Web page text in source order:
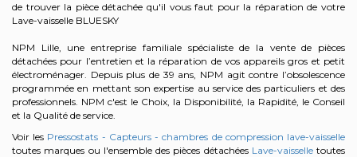
de trouver la pièce détachée qu'il vous faut pour la réparation de votre
Lave-vaisselle BLUESKY
NPM Lille, une entreprise familiale spécialiste de la vente de pièces
détachées pour l’entretien et la réparation de vos appareils gros et petit
électroménager. Depuis plus de 39 ans, NPM agit contre l’obsolescence
programmée en mettant son expertise au service des particuliers et des
professionnels. NPM c'est le Choix, la Disponibilité, la Rapidité, le Conseil
et la Qualité de service.
Voir les Pressostats - Capteurs - chambres de compression lave-vaisselle
toutes marques ou l'ensemble des pièces détachées Lave-vaisselletoutes